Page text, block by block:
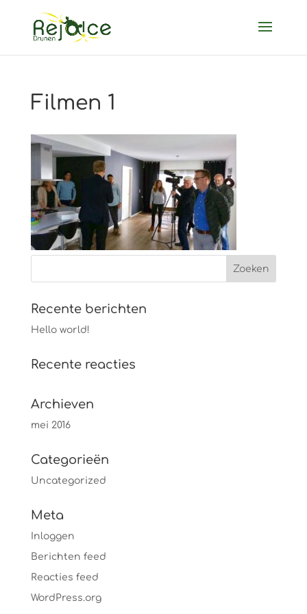
Filmen 1
Recente berichten
Hello world!
Recente reacties
Archieven
mei 2016
Categorieën
Uncategorized
Meta
Inloggen
Berichten feed
Reacties feed
WordPress.org